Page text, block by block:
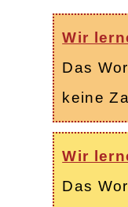
Wir
Das
keine
Wir
Das